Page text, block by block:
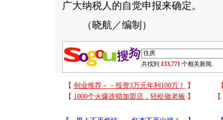
广大纳税人的自觉申报来确定。
（晓航／编制）
共找到 133,771 个相关新闻.